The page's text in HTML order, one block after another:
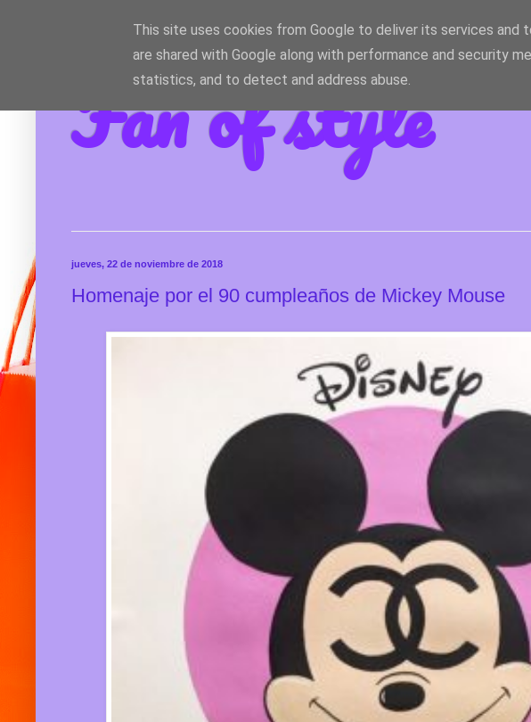
Fan of style
jueves, 22 de noviembre de 2018
Homenaje por el 90 cumpleaños de Mickey Mouse
This site uses cookies from Google to deliver its services and
are shared with Google along with performance and security
statistics, and to detect and address abuse.